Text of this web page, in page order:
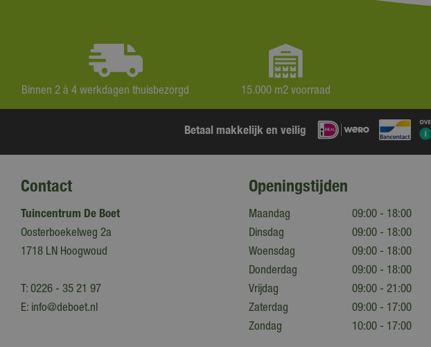
Binnen 2 à 4 werkdagen thuisbezorgd 15.000 m2 voorraad
Betaal makkelijk en veilig
Contact
Tuincentrum De Boet
Oosterboekelweg 2a
1718 LN Hoogwoud
T: 0226 - 35 21 97
E: info@deboet.nl
Openingstijden
Maandag
09:00 - 18:00
Dinsdag
09:00 - 18:00
Woensdag
09:00 - 18:00
Donderdag
09:00 - 18:00
Vrijdag
09:00 - 21:00
Zaterdag
09:00 - 17:00
Zondag
10:00 - 17:00